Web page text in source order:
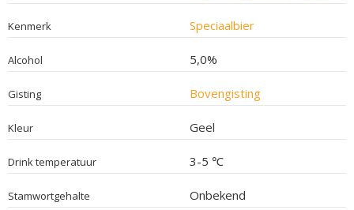
Kenmerk Speciaalbier
Alcohol 5,0%
Gisting Bovengisting
Kleur Geel
Drink temperatuur 3-5 ℃
Stamwortgehalte Onbekend